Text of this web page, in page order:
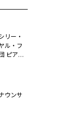
リー・
ル・フ
ピア
ウンサ